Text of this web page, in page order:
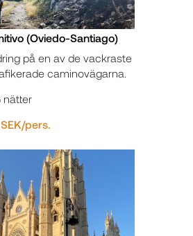
(Oviedo-Santiago)
på en av de vackraste
caminovägarna.
nätter
pers.